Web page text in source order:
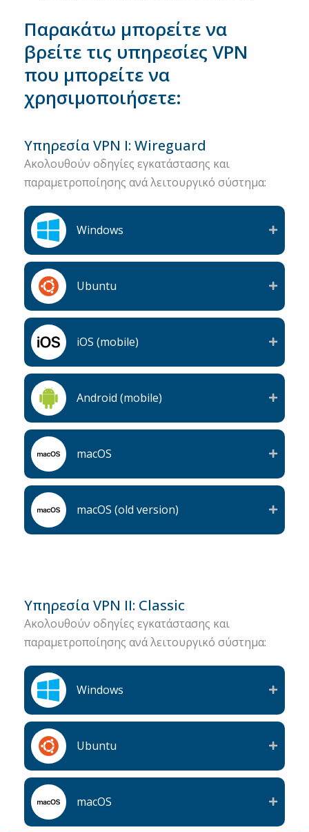
Παρακάτω μπορείτε να
βρείτε τις υπηρεσίες VPN
που μπορείτε να
χρησιμοποιήσετε:
Υπηρεσία VPN Ι: Wireguard
Ακολουθούν οδηγίες εγκατάστασης και
παραμετροποίησης ανά λειτουργικό σύστημα:
Windows
Ubuntu
iOS (mobile)
Android (mobile)
macOS
macOS (old version)
Υπηρεσία VPN ΙΙ: Classic
Ακολουθούν οδηγίες εγκατάστασης και
παραμετροποίησης ανά λειτουργικό σύστημα:
Windows
Ubuntu
macOS